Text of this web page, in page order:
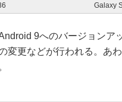
Galaxy
9へのバージョンア
変更などが行われる。あ